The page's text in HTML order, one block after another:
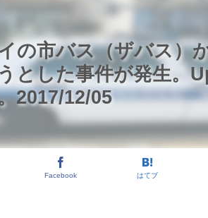
の市バス（ザバス）
とした事件が発生。
2017/12/05
Facebook はてブ